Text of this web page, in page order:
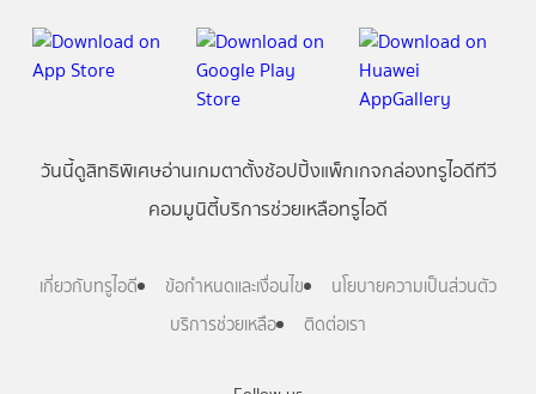
วันนี้ดูสิทธิพิเศษอ่านเกมตาตั้งช้อปปิ้งแพ็กเกจกล่องทรูไอดีทีวี
คอมมูนิตี้บริการช่วยเหลือทรูไอดี
เกี่ยวกับทรูไอดี ข้อกำหนดและเงื่อนไข
นโยบายความเป็นส่วนตัว
บริการช่วยเหลือ
ติดต่อเรา